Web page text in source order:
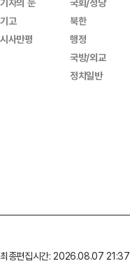
기고
시사만평
북한
행정
국방/외교
정치일반
최종편집시간: 2026.08.07 21:37